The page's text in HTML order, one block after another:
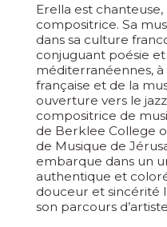
Erella est
compositrice. Sa
dans sa culture
conjuguant poésie
méditerranéennes,
française et de la
ouverture vers le
compositrice de
de Berklee College
de Musique de
embarque dans un
authentique et
douceur et sincérité
son parcours